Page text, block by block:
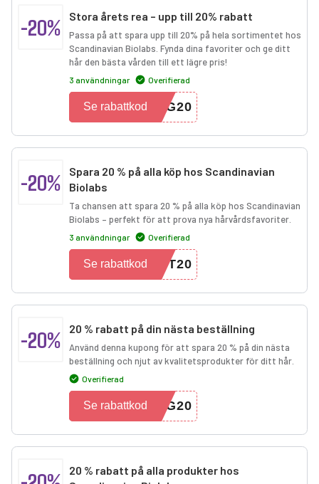
-20% Stora årets rea – upp till 20% rabatt
Passa på att spara upp till 20% på hela sortimentet hos
Scandinavian Biolabs. Fynda dina favoriter och ge ditt
hår den bästa vården till ett lägre pris!
3 användningar Overifierad
IG20
Se rabattkod
-20%
Spara 20 % på alla köp hos Scandinavian
Biolabs
Ta chansen att spara 20 % på alla köp hos Scandinavian
Biolabs – perfekt för att prova nya hårvårdsfavoriter.
3 användningar Overifierad
YT20
Se rabattkod
-20% 20 % rabatt på din nästa beställning
Använd denna kupong för att spara 20 % på din nästa
beställning och njut av kvalitetsprodukter för ditt hår.
Overifierad
IG20
Se rabattkod
20 % rabatt på alla produkter hos